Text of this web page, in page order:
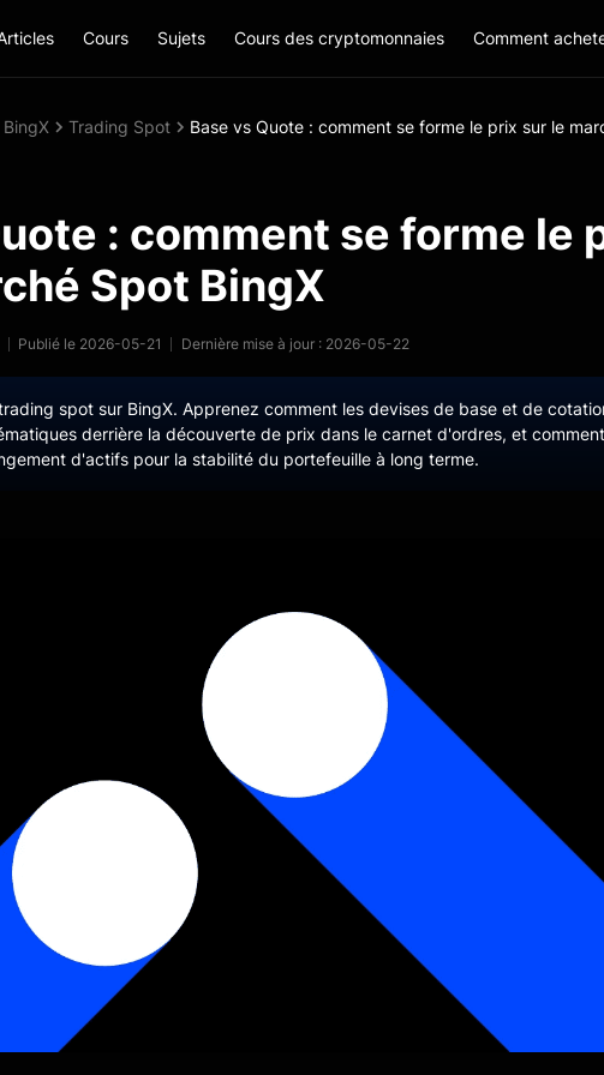
Cours Sujets Cours des cryptomonnaies Comment
Trading Spot Base vs Quote : comment se forme le prix sur le
: comment se forme le
Spot BingX
Publié le 2026-05-21 Dernière mise à jour : 2026-05-22
spot sur BingX. Apprenez comment les devises de base et de
derrière la découverte de prix dans le carnet d'ordres, et
d'actifs pour la stabilité du portefeuille à long terme.